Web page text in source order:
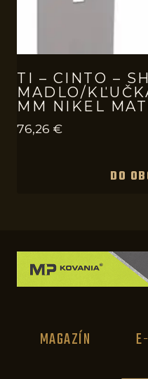
TI – CINTO –
MADLO/
MM NIKEL
76,26 €
DO
MAGAZÍN